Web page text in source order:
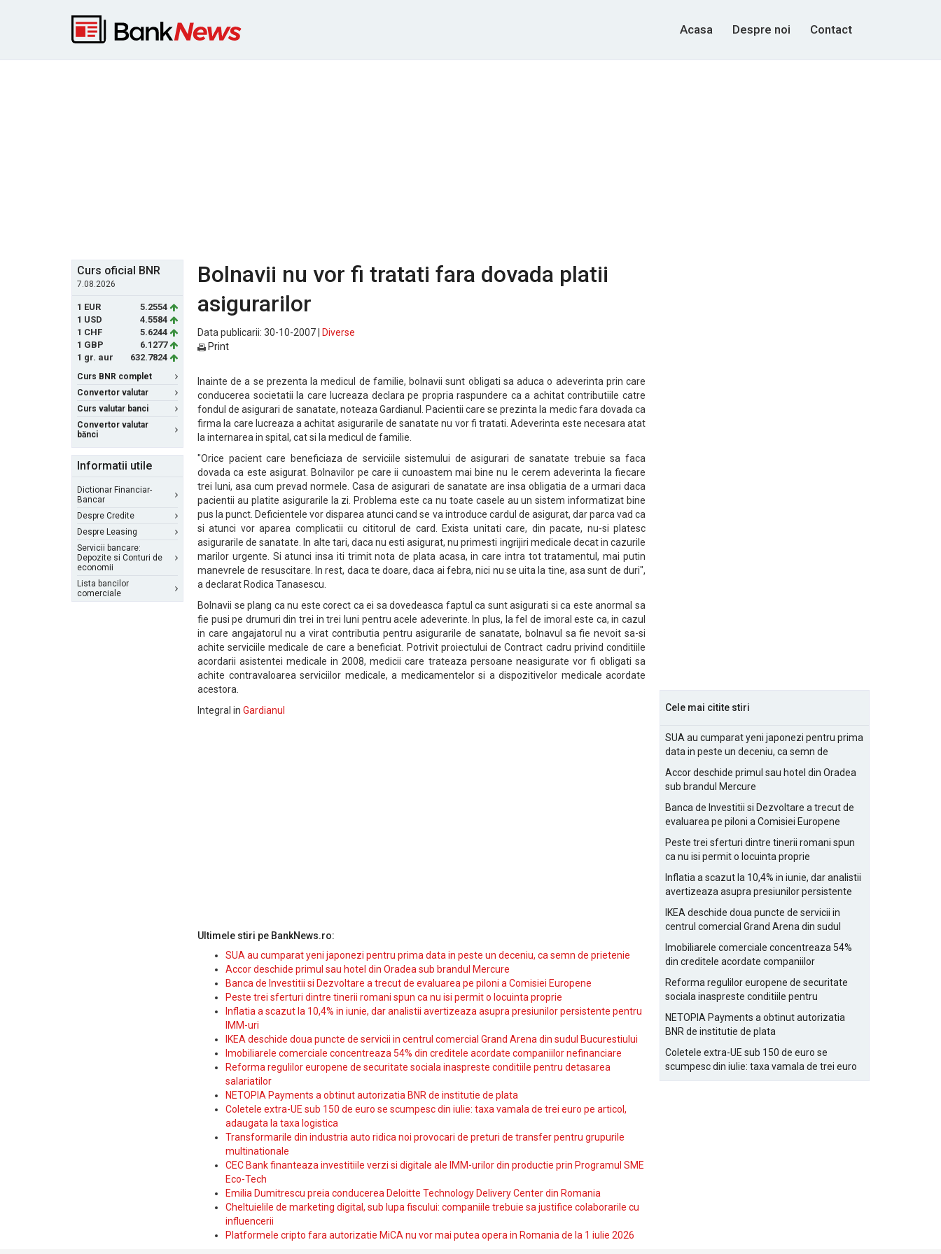
Acasa Despre noi Contact
Curs oficial BNR
7.08.2026
1 EUR
5.2554
1 USD
4.5584
1 CHF
5.6244
1 GBP
6.1277
1 gr. aur
632.7824
Curs BNR complet
Convertor valutar
Curs valutar banci
Convertor valutar
bănci
Informatii utile
Dictionar Financiar-
Bancar
Despre Credite
Despre Leasing
Servicii bancare:
Depozite si Conturi de
economii
Lista bancilor
comerciale
Bolnavii nu vor fi tratati fara dovada platii
asigurarilor
Data publicarii: 30-10-2007 |
Diverse
Print
Inainte de a se prezenta la medicul de familie, bolnavii sunt obligati sa aduca o adeverinta prin care
conducerea societatii la care lucreaza declara pe propria raspundere ca a achitat contributiile catre
fondul de asigurari de sanatate, noteaza Gardianul. Pacientii care se prezinta la medic fara dovada ca
firma la care lucreaza a achitat asigurarile de sanatate nu vor fi tratati. Adeverinta este necesara atat
la internarea in spital, cat si la medicul de familie.
"Orice pacient care beneficiaza de serviciile sistemului de asigurari de sanatate trebuie sa faca
dovada ca este asigurat. Bolnavilor pe care ii cunoastem mai bine nu le cerem adeverinta la fiecare
trei luni, asa cum prevad normele. Casa de asigurari de sanatate are insa obligatia de a urmari daca
pacientii au platite asigurarile la zi. Problema este ca nu toate casele au un sistem informatizat bine
pus la punct. Deficientele vor disparea atunci cand se va introduce cardul de asigurat, dar parca vad ca
si atunci vor aparea complicatii cu cititorul de card. Exista unitati care, din pacate, nu-si platesc
asigurarile de sanatate. In alte tari, daca nu esti asigurat, nu primesti ingrijiri medicale decat in cazurile
marilor urgente. Si atunci insa iti trimit nota de plata acasa, in care intra tot tratamentul, mai putin
manevrele de resuscitare. In rest, daca te doare, daca ai febra, nici nu se uita la tine, asa sunt de duri",
a declarat Rodica Tanasescu.
Bolnavii se plang ca nu este corect ca ei sa dovedeasca faptul ca sunt asigurati si ca este anormal sa
fie pusi pe drumuri din trei in trei luni pentru acele adeverinte. In plus, la fel de imoral este ca, in cazul
in care angajatorul nu a virat contributia pentru asigurarile de sanatate, bolnavul sa fie nevoit sa-si
achite serviciile medicale de care a beneficiat. Potrivit proiectului de Contract cadru privind conditiile
acordarii asistentei medicale in 2008, medicii care trateaza persoane neasigurate vor fi obligati sa
achite contravaloarea serviciilor medicale, a medicamentelor si a dispozitivelor medicale acordate
acestora.
Integral in Gardianul
Ultimele stiri pe BankNews.ro:
SUA au cumparat yeni japonezi pentru prima data in peste un deceniu, ca semn de prietenie
Accor deschide primul sau hotel din Oradea sub brandul Mercure
Banca de Investitii si Dezvoltare a trecut de evaluarea pe piloni a Comisiei Europene
Peste trei sferturi dintre tinerii romani spun ca nu isi permit o locuinta proprie
Inflatia a scazut la 10,4% in iunie, dar analistii avertizeaza asupra presiunilor persistente pentru
IMM-uri
IKEA deschide doua puncte de servicii in centrul comercial Grand Arena din sudul Bucurestiului
Imobiliarele comerciale concentreaza 54% din creditele acordate companiilor nefinanciare
Reforma regulilor europene de securitate sociala inaspreste conditiile pentru detasarea
salariatilor
NETOPIA Payments a obtinut autorizatia BNR de institutie de plata
Coletele extra-UE sub 150 de euro se scumpesc din iulie: taxa vamala de trei euro pe articol,
adaugata la taxa logistica
Transformarile din industria auto ridica noi provocari de preturi de transfer pentru grupurile
multinationale
CEC Bank finanteaza investitiile verzi si digitale ale IMM-urilor din productie prin Programul SME
Eco-Tech
Emilia Dumitrescu preia conducerea Deloitte Technology Delivery Center din Romania
Cheltuielile de marketing digital, sub lupa fiscului: companiile trebuie sa justifice colaborarile cu
influencerii
Platformele cripto fara autorizatie MiCA nu vor mai putea opera in Romania de la 1 iulie 2026
Cele mai citite stiri
SUA au cumparat yeni japonezi pentru prima
data in peste un deceniu, ca semn de
Accor deschide primul sau hotel din Oradea
sub brandul Mercure
Banca de Investitii si Dezvoltare a trecut de
evaluarea pe piloni a Comisiei Europene
Peste trei sferturi dintre tinerii romani spun
ca nu isi permit o locuinta proprie
Inflatia a scazut la 10,4% in iunie, dar analistii
avertizeaza asupra presiunilor persistente
IKEA deschide doua puncte de servicii in
centrul comercial Grand Arena din sudul
Imobiliarele comerciale concentreaza 54%
din creditele acordate companiilor
Reforma regulilor europene de securitate
sociala inaspreste conditiile pentru
NETOPIA Payments a obtinut autorizatia
BNR de institutie de plata
Coletele extra-UE sub 150 de euro se
scumpesc din iulie: taxa vamala de trei euro
pe articol, adaugata la taxa logistica